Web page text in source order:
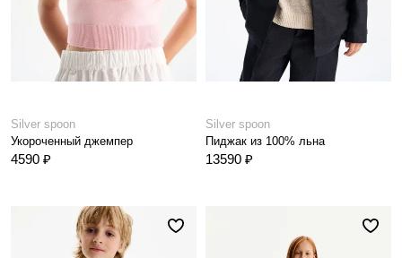
Silver spoon
Укороченный джемпер
4590 ₽
Silver spoon
Пиджак из 100% льна
13590 ₽